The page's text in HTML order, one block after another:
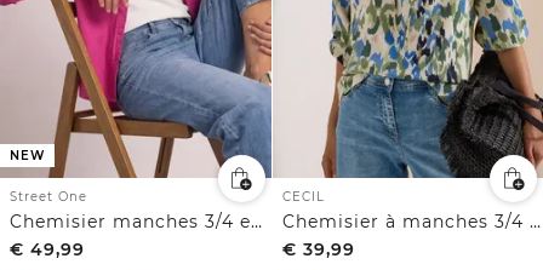
NEW
Street One
Chemisier manches 3/4 en velours côtelé texturé
€ 49,99
CECIL
Chemisier à manches 3/4 avec revers et imprimé
€ 39,99